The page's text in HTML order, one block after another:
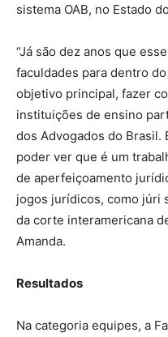
sistema OAB, no Estado
“Já são dez anos que
faculdades para dentro
objetivo principal, fazer
instituições de ensino
dos Advogados do Brasil.
poder ver que é um
de aperfeiçoamento
jogos jurídicos, como júri
da corte interamericana
Amanda.
Resultados
Na categoria equipes, a